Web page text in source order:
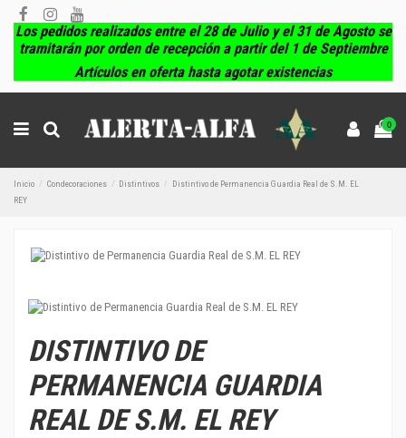
Los pedidos realizados entre el 28 de Julio y el 31 de Agosto se
tramitarán por orden de recepción a partir del 1 de Septiembre
Artículos en oferta hasta agotar existencias
0
Inicio Condecoraciones Distintivos
Distintivo de Permanencia Guardia Real de S.M. EL
REY
DISTINTIVO DE
PERMANENCIA GUARDIA
REAL DE S.M. EL REY